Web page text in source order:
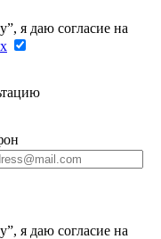
я даю согласие на
я даю согласие на